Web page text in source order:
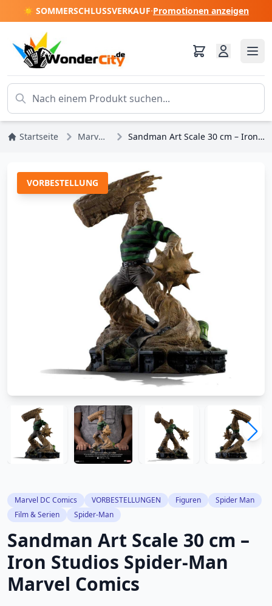
☀️ SOMMERSCHLUSSVERKAUF·Promotionen anzeigen
Startseite Marvel DC Comics Sandman Art Scale 30 cm – Iron Studios Spider-Man Marvel Comics
VORBESTELLUNG
Marvel DC Comics VORBESTELLUNGEN Figuren
Spider Man
Film & Serien
Spider-Man
Sandman Art Scale 30 cm –
Iron Studios Spider-Man
Marvel Comics